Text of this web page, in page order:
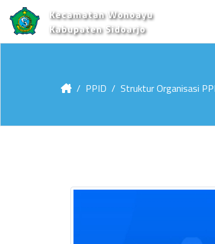
Kecamatan Wonoayu
Kabupaten Sidoarjo
PPID Struktur Organisasi